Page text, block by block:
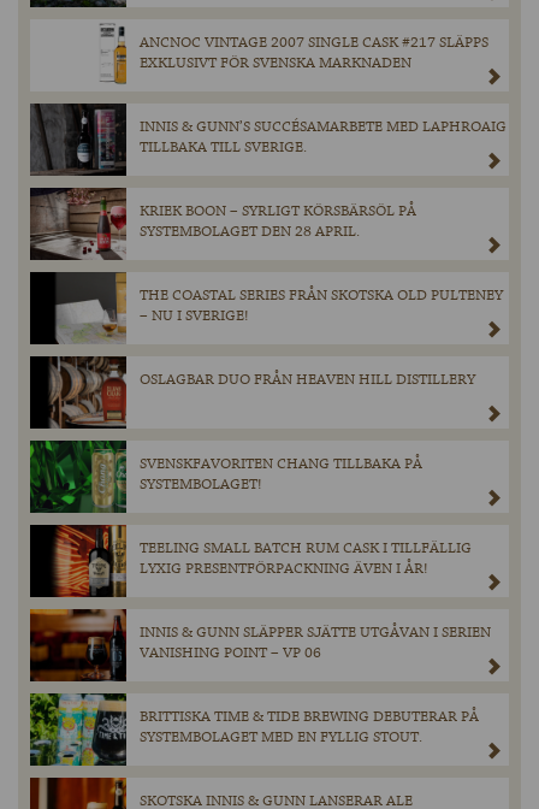
ANCNOC VINTAGE 2007 SINGLE CASK #217 SLÄPPS
EXKLUSIVT FÖR SVENSKA MARKNADEN
INNIS & GUNN’S SUCCÉSAMARBETE MED LAPHROAIG
TILLBAKA TILL SVERIGE.
KRIEK BOON – SYRLIGT KÖRSBÄRSÖL PÅ
SYSTEMBOLAGET DEN 28 APRIL.
THE COASTAL SERIES FRÅN SKOTSKA OLD PULTENEY
– NU I SVERIGE!
OSLAGBAR DUO FRÅN HEAVEN HILL DISTILLERY
SVENSKFAVORITEN CHANG TILLBAKA PÅ
SYSTEMBOLAGET!
TEELING SMALL BATCH RUM CASK I TILLFÄLLIG
LYXIG PRESENTFÖRPACKNING ÄVEN I ÅR!
INNIS & GUNN SLÄPPER SJÄTTE UTGÅVAN I SERIEN
VANISHING POINT – VP 06
BRITTISKA TIME & TIDE BREWING DEBUTERAR PÅ
SYSTEMBOLAGET MED EN FYLLIG STOUT.
SKOTSKA INNIS & GUNN LANSERAR ALE